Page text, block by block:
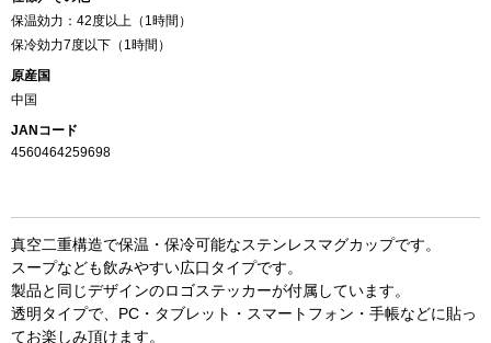
保温効力：42度以上（1時間）
保冷効力7度以下（1時間）
原産国
中国
JANコード
4560464259698
真空二重構造で保温・保冷可能なステンレスマグカップです。
スープなども飲みやすい広口タイプです。
製品と同じデザインのロゴステッカーが付属しています。
透明タイプで、PC・タブレット・スマートフォン・手帳などに貼っ
てお楽しみ頂けます。